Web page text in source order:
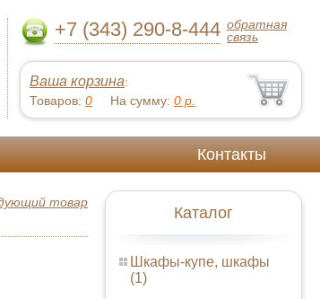
+7 (343) 290-8-444 обратная
связь
Ваша корзина:
Товаров: 0 На сумму: 0 р.
Контакты
Каталог
Шкафы-купе, шкафы
(1)
товар